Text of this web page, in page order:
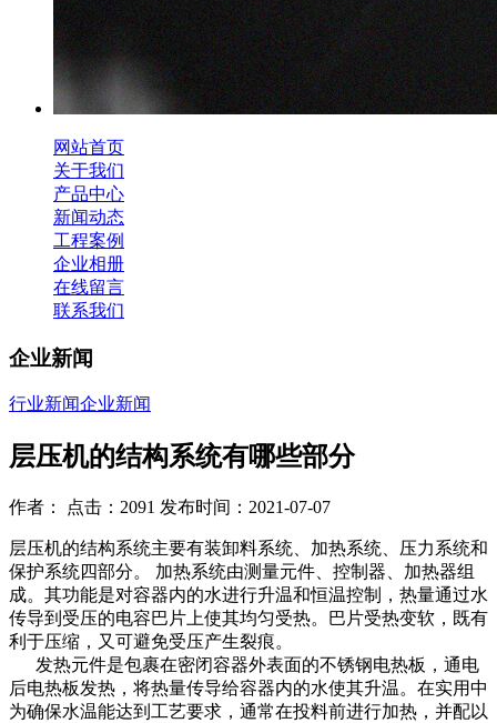
网站首页
关于我们
产品中心
新闻动态
工程案例
企业相册
在线留言
联系我们
企业新闻
行业新闻企业新闻
层压机的结构系统有哪些部分
作者： 点击：2091 发布时间：2021-07-07
层压机的结构系统主要有装卸料系统、加热系统、压力系统和
保护系统四部分。 加热系统由测量元件、控制器、加热器组
成。其功能是对容器内的水进行升温和恒温控制，热量通过水
传导到受压的电容巴片上使其均匀受热。巴片受热变软，既有
利于压缩，又可避免受压产生裂痕。
发热元件是包裹在密闭容器外表面的不锈钢电热板，通电
后电热板发热，将热量传导给容器内的水使其升温。在实用中
为确保水温能达到工艺要求，通常在投料前进行加热，并配以